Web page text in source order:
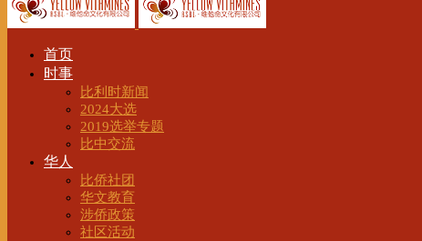
首页
时事
比利时新闻
2024大选
2019选举专题
比中交流
华人
比侨社团
华文教育
涉侨政策
社区活动